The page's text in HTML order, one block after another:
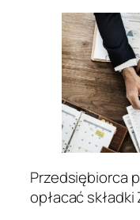
Przedsiębiorca
opłacać